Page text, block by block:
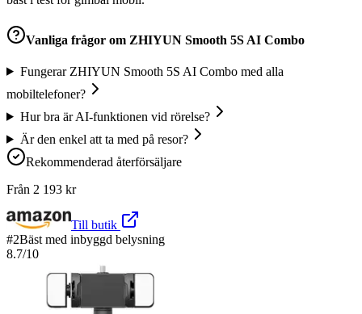
Vanliga frågor om ZHIYUN Smooth 5S AI Combo
Fungerar ZHIYUN Smooth 5S AI Combo med alla
mobiltelefoner?
Hur bra är AI-funktionen vid rörelse?
Är den enkel att ta med på resor?
Rekommenderad återförsäljare
Från 2 193 kr
Till butik
#2Bäst med inbyggd belysning
8.7/10